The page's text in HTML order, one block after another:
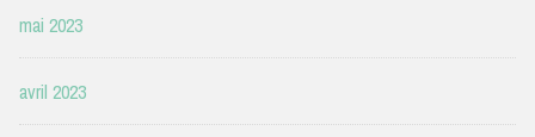
mai 2023
avril 2023